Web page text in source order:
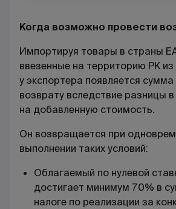
Когда возможно провести
Импортируя товары в страны
ввезенные на территорию РК из
у экспортера появляется
возврату вследствие разницы
на добавленную стоимость.
Он возвращается при
выполнении таких условий:
Облагаемый по нулевой
достигает минимум 70% в
налоге по реализации за